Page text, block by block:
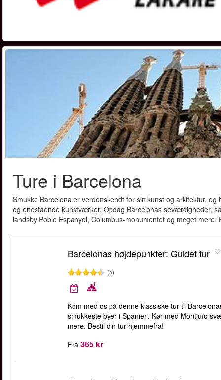
Ture i Barcelona
Smukke Barcelona er verdenskendt for sin kunst og arkitektur,
og enestående kunstværker. Opdag Barcelonas seværdigheder,
landsby Poble Espanyol, Columbus-monumentet og meget
Barcelonas højdepunkter: Guidet tur
(5)
Kom med os på denne klassiske tur til
smukkeste byer i Spanien. Kør med Montjuïc-
mere. Bestil din tur hjemmefra!
Fra 365 kr